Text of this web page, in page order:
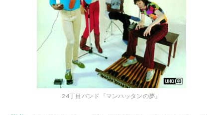
24丁目バンド『マンハッタンの夢』